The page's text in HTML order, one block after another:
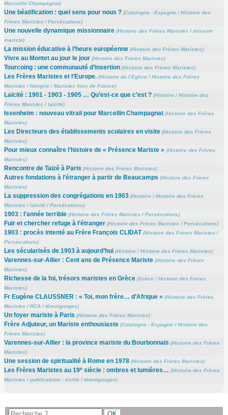
Marcellin Champagnat)
Une béatification : quel sens pour nous ? (Catalogne - Espagne/Histoire des
Frères Maristes /Persécutions)
Une nouvelle dynamique missionnaire (Histoire des Frères Maristes /mission
mariste)
La mission éducative à l’heure européenne (Histoire des Frères Maristes)
Vivre au Montet au jour le jour (Histoire des Frères Maristes)
Tourcoing : une communauté d’insertion (Histoire des Frères Maristes)
Les Frères Maristes et l’Europe. (Histoire de l’Eglise/Histoire des Frères
Maristes /Hongrie/Maristes hors de France)
Laïcité : 1901 - 1903 - 1905 … Qu’est-ce que c’est ? (Histoire/Histoire des
Frères Maristes /laïcité)
Issenheim : nouveau vitrail pour Marcellin Champagnat (Histoire des Frères
Maristes)
Les Directeurs des établissements scolaires en visite (Histoire des Frères
Maristes)
Pour mieux connaître l’histoire de « Présence Mariste » (Histoire des Frères
Maristes)
Rencontre de Taizé à Paris (Histoire des Frères Maristes)
Autres fondations à l’étranger à partir de Beaucamps (Histoire des Frères
Maristes)
La suppression des congrégations en 1903 (Histoire/Histoire des Frères
Maristes /laïcité/Persécutions)
1903 : l’année terrible (Histoire des Frères Maristes /Persécutions)
Fuir et chercher refuge à l’étranger (Histoire des Frères Maristes /Persécutions)
1903 : procès intenté au Frère François CLIDAT (Histoire des Frères Maristes /
Persécutions)
Les sécularisés de 1903 à aujourd’hui (Histoire/Histoire des Frères Maristes)
Varennes-sur-Allier : Cent ans de Présence Mariste (Histoire des Frères
Maristes)
Richesse de la foi, trésors maristes en Grèce (Grèce/Histoire des Frères
Maristes)
Fr Eugène CLAUSSNER : « Toi, mon frère… d’Afrique » (Histoire des Frères
Maristes /RCA/témoignages)
Un foyer mariste à Paris (Histoire des Frères Maristes)
Frère Adjuteur, un Mariste enthousiaste (Catalogne - Espagne/Histoire des
Frères Maristes)
Varennes-sur-Allier : la province mariste du Bourbonnais (Histoire des Frères
Maristes)
Une session de spiritualité à Rome en 1978 (Histoire des Frères Maristes)
Les Frères Maristes au 19esiècle : ombres et lumières… (Histoire des Frères
Maristes /publications - écrits /témoignages)